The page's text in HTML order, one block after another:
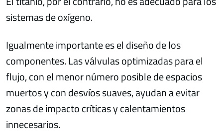
sistemas de oxígeno.
Igualmente importante es el diseño de los
componentes. Las válvulas optimizadas para el
flujo, con el menor número posible de espacios
muertos y con desvíos suaves, ayudan a evitar
zonas de impacto críticas y calentamientos
innecesarios.